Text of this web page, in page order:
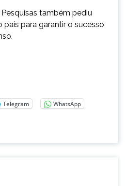
também pediu
para garantir o sucesso
Telegram
WhatsApp